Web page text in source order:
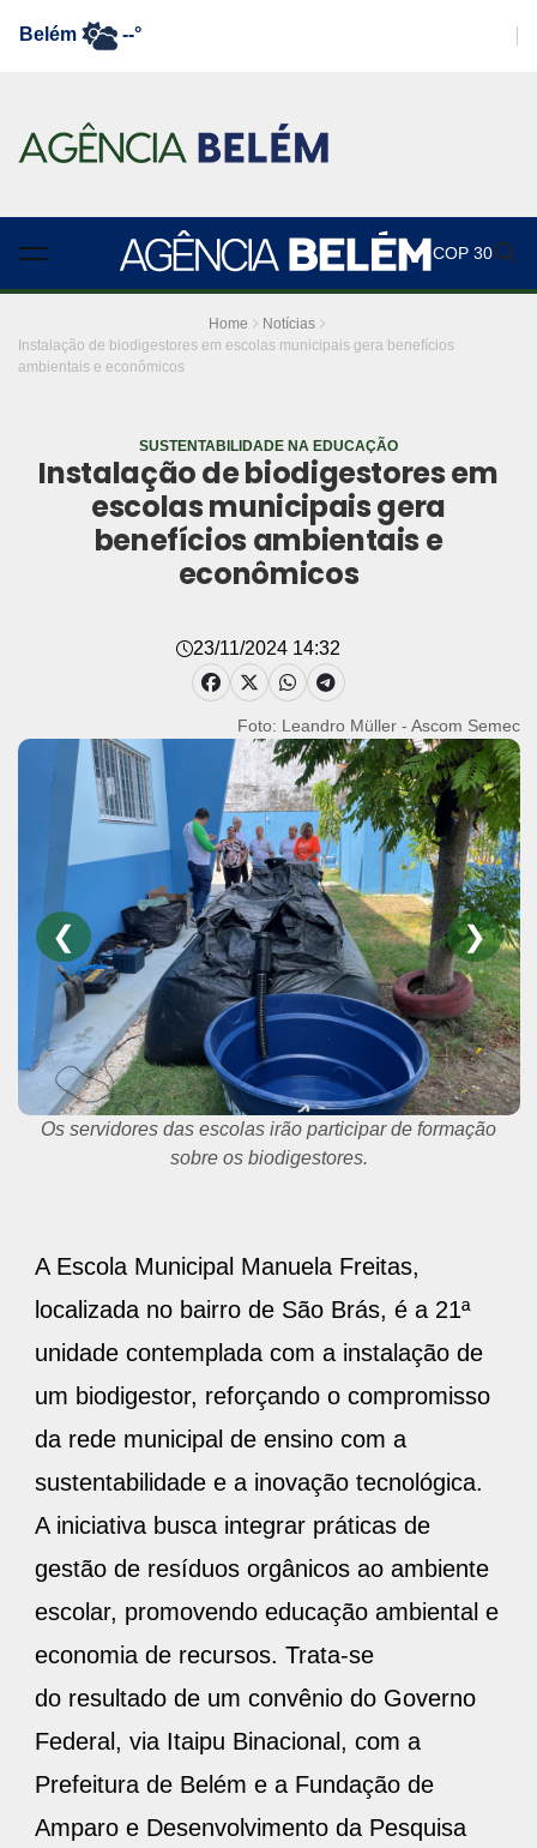
Belém --°
COP 30
Home
Notícias
Instalação de biodigestores em escolas municipais gera benefícios
ambientais e econômicos
SUSTENTABILIDADE NA EDUCAÇÃO
Instalação de biodigestores em
escolas municipais gera
benefícios ambientais e
econômicos
23/11/2024 14:32
Foto: Leandro Müller - Ascom Semec
❮ ❯
21 escolas da rede municipal já receberam o biodigestor.
localizada no bairro de São Brás, é a 21ª
unidade contemplada com a instalação de
um biodigestor, reforçando o compromisso
da rede municipal de ensino com a
sustentabilidade e a inovação tecnológica.
A iniciativa busca integrar práticas de
gestão de resíduos orgânicos ao ambiente
escolar, promovendo educação ambiental e
economia de recursos. Trata-se
do resultado de um convênio do Governo
Federal, via Itaipu Binacional, com a
Prefeitura de Belém e a Fundação de
Amparo e Desenvolvimento da Pesquisa
(Fadesp).